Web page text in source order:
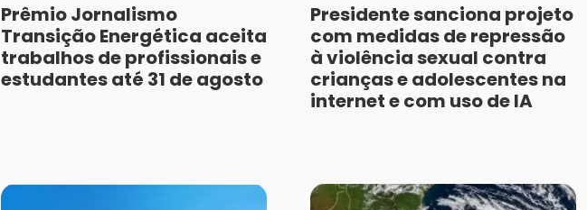
Prêmio Jornalismo
Transição Energética aceita
trabalhos de profissionais e
estudantes até 31 de agosto
Presidente sanciona projeto
com medidas de repressão
à violência sexual contra
crianças e adolescentes na
internet e com uso de IA